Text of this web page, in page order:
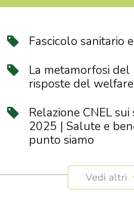
Fascicolo sanitario
La metamorfosi
risposte del
Relazione CNEL
2025 | Salute e
punto siamo